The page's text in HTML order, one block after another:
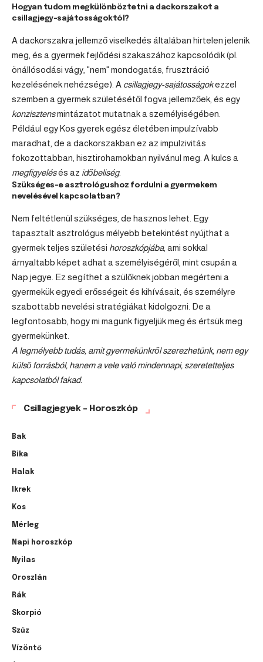
Hogyan tudom megkülönböztetni a dackorszakot a
csillagjegy-sajátosságoktól?
A dackorszakra jellemző viselkedés általában hirtelen jelenik
meg, és a gyermek fejlődési szakaszához kapcsolódik (pl.
önállósodási vágy, "nem" mondogatás, frusztráció
kezelésének nehézsége). A csillagjegy-sajátosságokezzel
szemben a gyermek születésétől fogva jellemzőek, és egy
konzisztensmintázatot mutatnak a személyiségében.
Például egy Kos gyerek egész életében impulzívabb
maradhat, de a dackorszakban ez az impulzivitás
fokozottabban, hisztirohamokban nyilvánul meg. A kulcs a
megfigyelésés az időbeliség.
Szükséges-e asztrológushoz fordulni a gyermekem
nevelésével kapcsolatban?
Nem feltétlenül szükséges, de hasznos lehet. Egy
tapasztalt asztrológus mélyebb betekintést nyújthat a
gyermek teljes születési horoszkópjába, ami sokkal
árnyaltabb képet adhat a személyiségéről, mint csupán a
Nap jegye. Ez segíthet a szülőknek jobban megérteni a
gyermekük egyedi erősségeit és kihívásait, és személyre
szabottabb nevelési stratégiákat kidolgozni. De a
legfontosabb, hogy mi magunk figyeljük meg és értsük meg
gyermekünket.
A legmélyebb tudás, amit gyermekünkről szerezhetünk, nem egy
külső forrásból, hanem a vele való mindennapi, szeretetteljes
kapcsolatból fakad.
Csillagjegyek – Horoszkóp
Bak
Bika
Halak
Ikrek
Kos
Mérleg
Napi horoszkóp
Nyilas
Oroszlán
Rák
Skorpió
Szűz
Vízöntő